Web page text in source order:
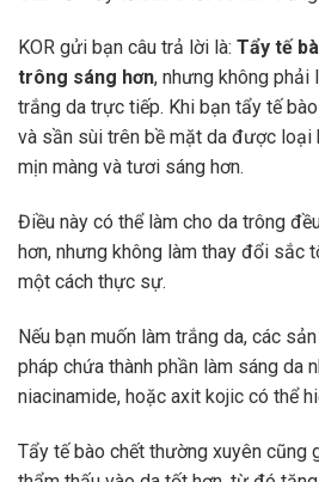
KOR gửi bạn câu trả lời là: Tẩy tế
trông sáng hơn, nhưng không phải
trắng da trực tiếp. Khi bạn tẩy tế
và sần sùi trên bề mặt da được loại
mịn màng và tươi sáng hơn.
Điều này có thể làm cho da trông
hơn, nhưng không làm thay đổi sắc
một cách thực sự.
Nếu bạn muốn làm trắng da, các
pháp chứa thành phần làm sáng da
niacinamide, hoặc axit kojic có thể
Tẩy tế bào chết thường xuyên cũng